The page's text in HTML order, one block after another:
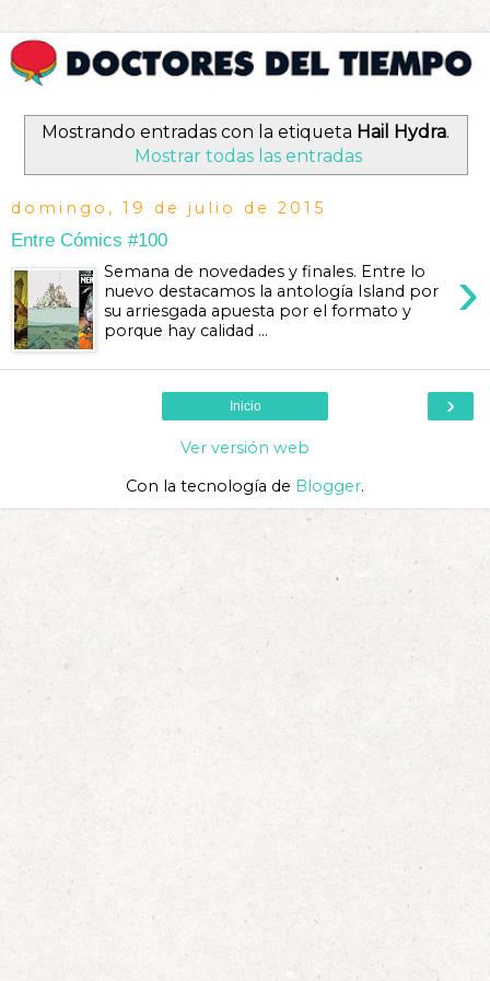
Mostrando entradas con la etiqueta Hail Hydra.
Mostrar todas las entradas
domingo, 19 de julio de 2015
Entre Cómics #100
›
Semana de novedades y finales. Entre lo
nuevo destacamos la antología Island por
su arriesgada apuesta por el formato y
porque hay calidad ...
›
Inicio
Ver versión web
Con la tecnología de Blogger.